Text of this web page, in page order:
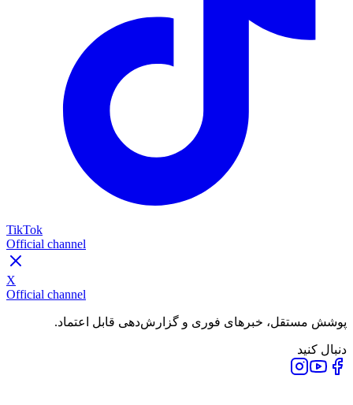
TikTok
Official channel
X
Official channel
پوشش مستقل، خبرهای فوری و گزارش‌دهی قابل اعتماد.
دنبال کنید